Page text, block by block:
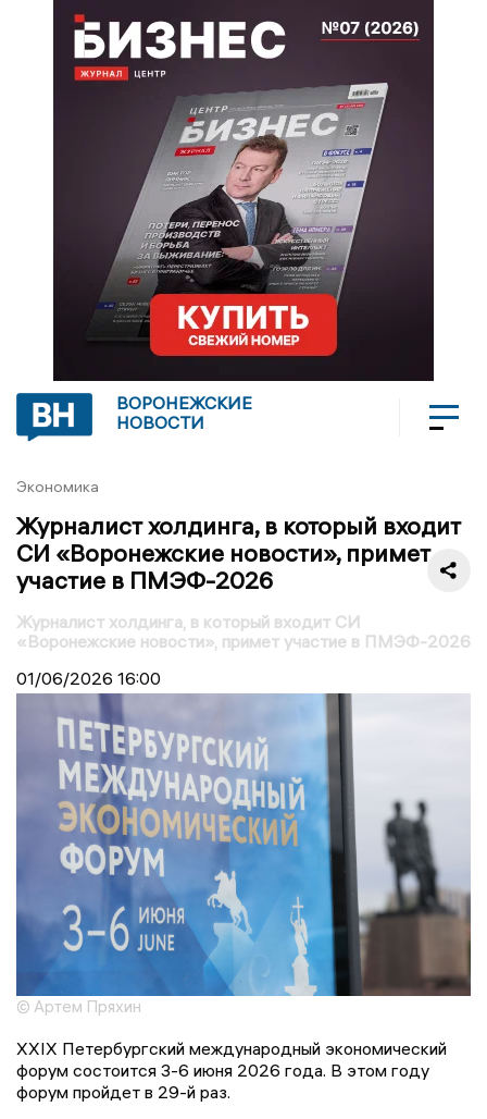
ВОРОНЕЖСКИЕ
НОВОСТИ
Экономика
Журналист холдинга, в который входит
СИ «Воронежские новости», примет
участие в ПМЭФ-2026
Журналист холдинга, в который входит СИ
«Воронежские новости», примет участие в ПМЭФ-2026
01/06/2026 16:00
© Артем Пряхин
XXIX Петербургский международный экономический
форум состоится 3-6 июня 2026 года. В этом году
форум пройдет в 29-й раз.